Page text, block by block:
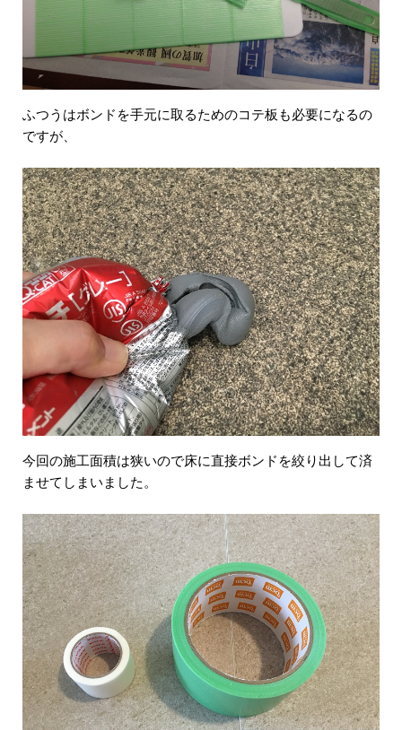
ふつうはボンドを手元に取るためのコテ板も必要になるの
ですが、
今回の施工面積は狭いので床に直接ボンドを絞り出して済
ませてしまいました。